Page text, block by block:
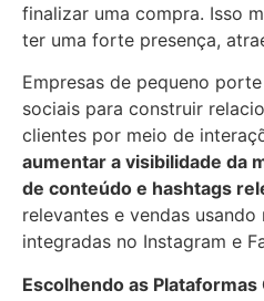
finalizar uma compra. Isso
ter uma forte presença,
Empresas de pequeno
sociais para construir
clientes por meio de
aumentar a visibilidade da
de conteúdo e hashtags
relevantes e vendas
integradas no Instagram e
Escolhendo as Plataformas